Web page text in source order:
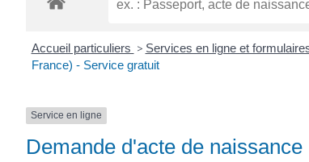
DE
SAINTONGE
Accueil particuliers > Services en ligne et
France) - Service gratuit
Service en ligne
Demande d'acte de